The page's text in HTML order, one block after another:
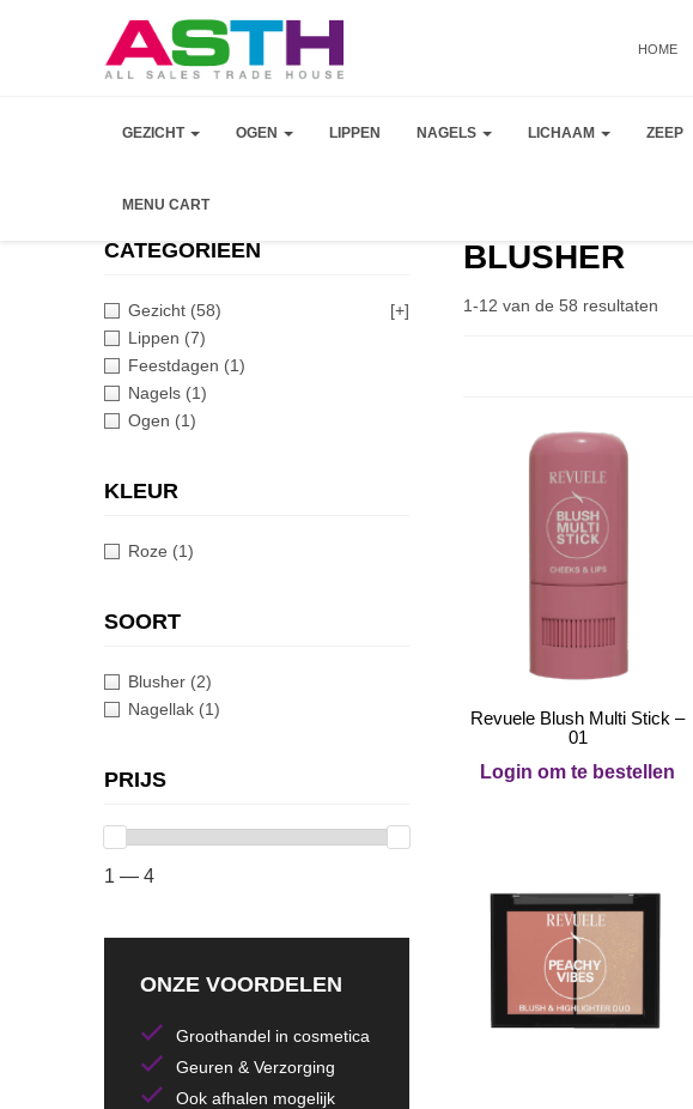
HOME
GEZICHT OGEN LIPPEN NAGELS LICHAAM ZEEP
MENU CART
CATEGORIEEN
Gezicht (58)
[+]
Lippen (7)
Feestdagen (1)
Nagels (1)
Ogen (1)
KLEUR
Roze (1)
SOORT
Blusher (2)
Nagellak (1)
PRIJS
1 — 4
ONZE VOORDELEN
Groothandel in cosmetica
Geuren & Verzorging
Ook afhalen mogelijk
BLUSHER
1-12 van de 58 resultaten
Revuele Blush Multi Stick –
01
Login om te bestellen